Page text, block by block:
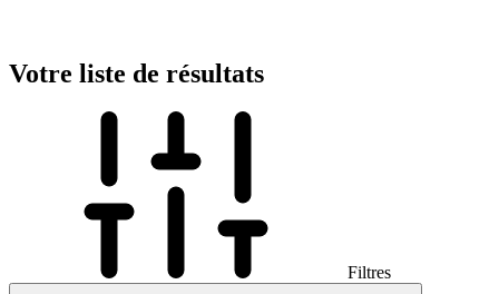
Votre liste de résultats
Filtres